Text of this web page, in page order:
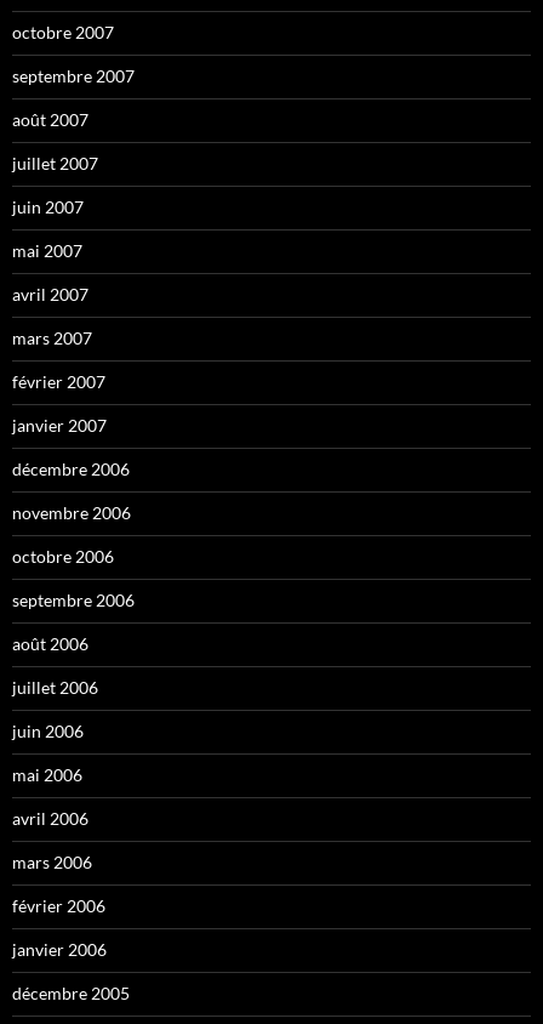
octobre 2007
septembre 2007
août 2007
juillet 2007
juin 2007
mai 2007
avril 2007
mars 2007
février 2007
janvier 2007
décembre 2006
novembre 2006
octobre 2006
septembre 2006
août 2006
juillet 2006
juin 2006
mai 2006
avril 2006
mars 2006
février 2006
janvier 2006
décembre 2005